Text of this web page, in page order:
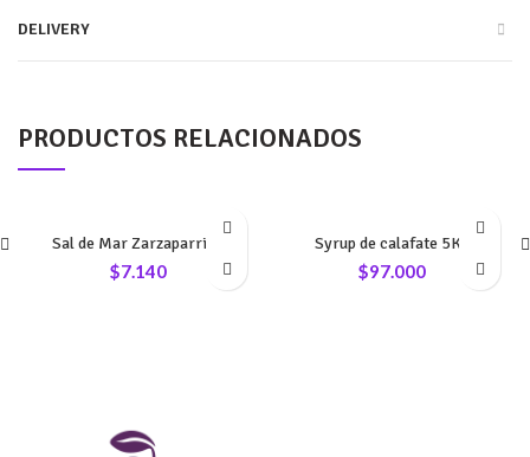
DELIVERY
PRODUCTOS RELACIONADOS
Sal de Mar Zarzaparrilla
$7.140
Syrup de calafate 5Kg
$97.000